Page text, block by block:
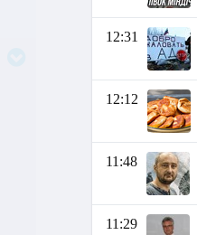
12:31
12:12
11:48
11:29